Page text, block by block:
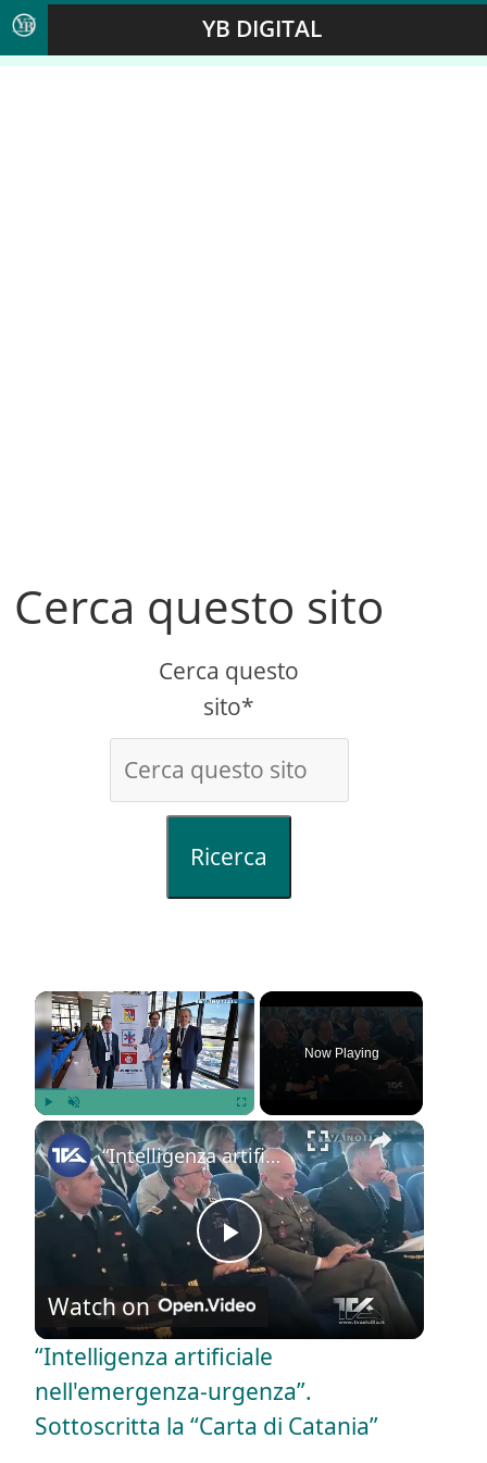
YB DIGITAL
Cerca questo sito
Cerca questo
sito*
Ricerca
×
Play Unmute Fullscreen
Now Playing
×
P
l
a
“Intelligenza artificiale nell'emergenza-urgenza”. Sottoscritta la “Carta di Catania”
Watch on
“Intelligenza artificiale
nell'emergenza-urgenza”.
Sottoscritta la “Carta di Catania”